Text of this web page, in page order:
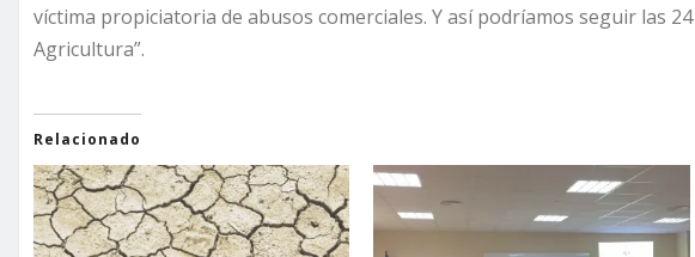
víctima propiciatoria de abusos comerciales. Y así podríamos seguir las
Agricultura”.
Relacionado